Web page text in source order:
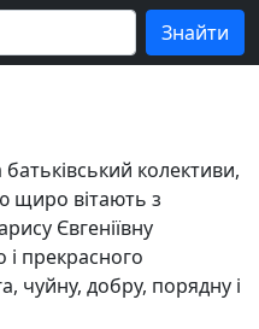
колективи,
щиро вітають з
Євгеніївну
і прекрасного
чуйну, добру, порядну і